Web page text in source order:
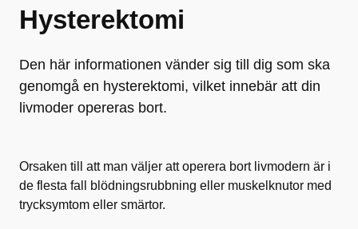
Hysterektomi
Den här informationen vänder sig till dig som ska
genomgå en hysterektomi, vilket innebär att din
livmoder opereras bort.
Orsaken till att man väljer att operera bort livmodern är i
de flesta fall blödningsrubbning eller muskelknutor med
trycksymtom eller smärtor.